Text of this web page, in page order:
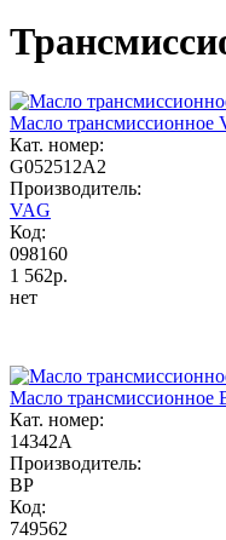
Масло
Кат. номер:
G052512A2
Производитель:
VAG
Код:
098160
1 562р.
нет
Масло трансмиссионное
Кат. номер:
14342A
Производитель:
BP
Код:
749562